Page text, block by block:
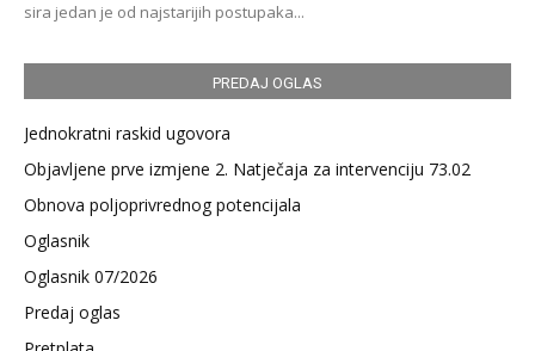
sira jedan je od najstarijih postupaka...
PREDAJ OGLAS
Jednokratni raskid ugovora
Objavljene prve izmjene 2. Natječaja za intervenciju 73.02
Obnova poljoprivrednog potencijala
Oglasnik
Oglasnik 07/2026
Predaj oglas